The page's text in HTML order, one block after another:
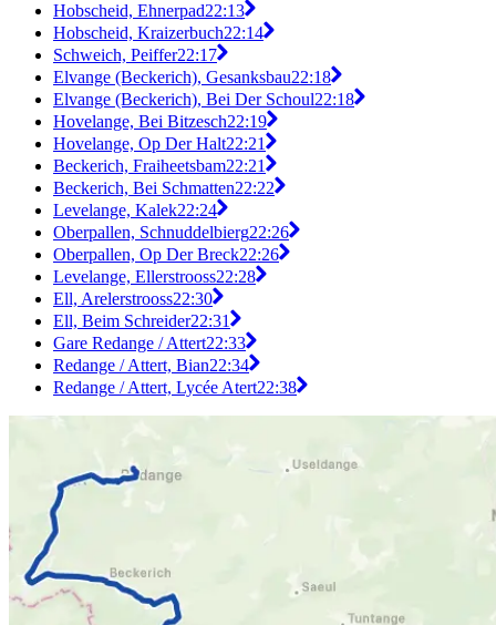
Hobscheid, Ehnerpad22:13
Hobscheid, Kraizerbuch22:14
Schweich, Peiffer22:17
Elvange (Beckerich), Gesanksbau22:18
Elvange (Beckerich), Bei Der Schoul22:18
Hovelange, Bei Bitzesch22:19
Hovelange, Op Der Halt22:21
Beckerich, Fraiheetsbam22:21
Beckerich, Bei Schmatten22:22
Levelange, Kalek22:24
Oberpallen, Schnuddelbierg22:26
Oberpallen, Op Der Breck22:26
Levelange, Ellerstrooss22:28
Ell, Arelerstrooss22:30
Ell, Beim Schreider22:31
Gare Redange / Attert22:33
Redange / Attert, Bian22:34
Redange / Attert, Lycée Atert22:38